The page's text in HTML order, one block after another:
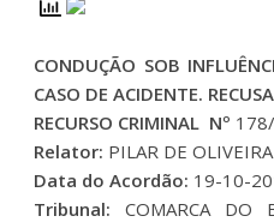
CONDUÇÃO SOB
CASO DE ACIDENTE.
RECURSO CRIMINAL Nº
Relator: PILAR DE OLIVEIRA
Data do Acordão: 19-10-
Tribunal: COMARCA DO